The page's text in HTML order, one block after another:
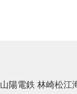
山陽電鉄 林崎松江